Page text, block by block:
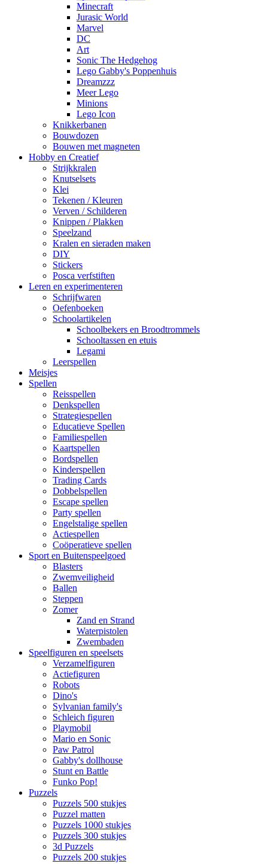
Minecraft
Jurasic World
Marvel
DC
Art
Sonic The Hedgehog
Lego Gabby's Poppenhuis
Dreamzzz
Meer Lego
Minions
Lego Icon
Knikkerbanen
Bouwdozen
Bouwen met magneten
Hobby en Creatief
Strijkkralen
Knutselsets
Klei
Tekenen / Kleuren
Verven / Schilderen
Knippen / Plakken
Speelzand
Kralen en sieraden maken
DIY
Stickers
Posca verfstiften
Leren en experimenteren
Schrijfwaren
Oefenboeken
Schoolartikelen
Schoolbekers en Broodtrommels
Schooltassen en etuis
Legami
Leerspellen
Meisjes
Spellen
Reisspellen
Denkspellen
Strategiespellen
Educatieve Spellen
Familiespellen
Kaartspellen
Bordspellen
Kinderspellen
Trading Cards
Dobbelspellen
Escape spellen
Party spellen
Engelstalige spellen
Actiespellen
Coöperatieve spellen
Sport en Buitenspeelgoed
Blasters
Zwemveiligheid
Ballen
Steppen
Zomer
Zand en Strand
Waterpistolen
Zwembaden
Speelfiguren en speelsets
Verzamelfiguren
Actiefiguren
Robots
Dino's
Sylvanian family's
Schleich figuren
Playmobil
Mario en Sonic
Paw Patrol
Gabby's dollhouse
Stunt en Battle
Funko Pop!
Puzzels
Puzzels 500 stukjes
Puzzel matten
Puzzels 1000 stukjes
Puzzels 300 stukjes
3d Puzzels
Puzzels 200 stukjes